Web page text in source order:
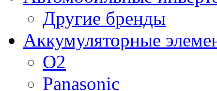
Другие бренды
Аккумуляторные
O2
Panasonic